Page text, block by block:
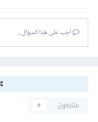
أجب على هذا السؤال...
متابعون
0